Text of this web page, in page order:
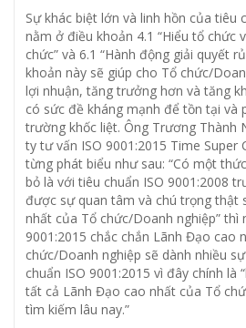
Sự khác biệt lớn và linh hồn của tiêu
nằm ở điều khoản 4.1 “Hiểu tổ chức
chức” và 6.1 “Hành động giải quyết
khoản này sẽ giúp cho Tổ chức/
lợi nhuận, tăng trưởng hơn và tăng
có sức đề kháng mạnh để tồn tại
trường khốc liệt. Ông Trương Thành
ty tư vấn ISO 9001:2015 Time Super
từng phát biểu như sau: “Có một
bỏ là với tiêu chuẩn ISO 9001:2008
được sự quan tâm và chú trọng thật
nhất của Tổ chức/Doanh nghiệp” thì
9001:2015 chắc chắn Lãnh Đạo cao
chức/Doanh nghiệp sẽ dành nhiều
chuẩn ISO 9001:2015 vì đây chính là
tất cả Lãnh Đạo cao nhất của Tổ
tìm kiếm lâu nay.”